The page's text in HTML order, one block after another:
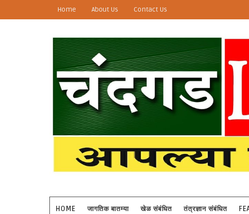
Home About Us Contact Us
HOME जागतिक बातम्या खेळ संबंधित तंत्रज्ञान संबंधित